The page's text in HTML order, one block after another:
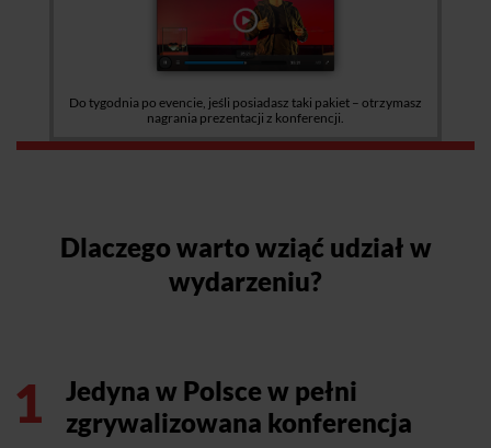
Do tygodnia po evencie, jeśli posiadasz taki pakiet – otrzymasz
nagrania prezentacji z konferencji.
Dlaczego warto wziąć udział w
wydarzeniu?
1
Jedyna w Polsce w pełni
zgrywalizowana konferencja